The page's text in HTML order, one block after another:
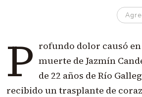
P rofundo dolor causó en
muerte de Jazmín
de 22 años de Río
recibido un trasplante de